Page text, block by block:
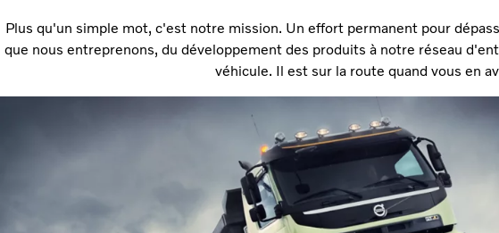
Plus qu'un simple mot, c'est notre mission. Un effort permanent pour
que nous entreprenons, du développement des produits à notre réseau
véhicule. Il est sur la route quand vous en